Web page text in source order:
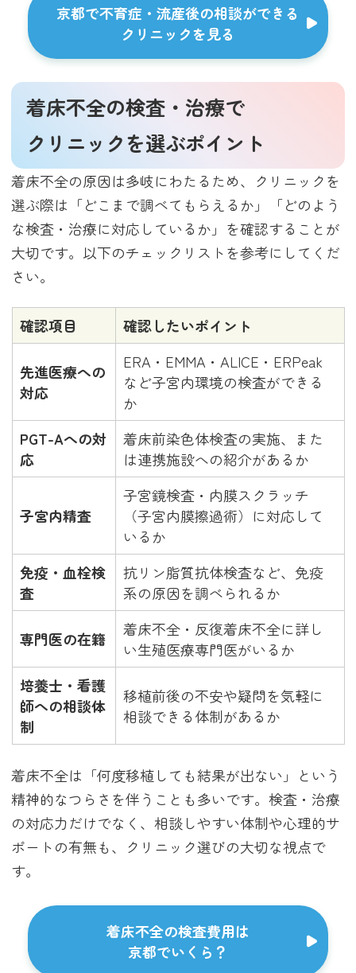
京都で不育症・流産後の相談ができる
クリニックを見る
着床不全の検査・治療で
クリニックを選ぶポイント
着床不全の原因は多岐にわたるため、クリニックを
選ぶ際は「どこまで調べてもらえるか」「どのよう
な検査・治療に対応しているか」を確認することが
大切です。以下のチェックリストを参考にしてくだ
さい。
確認項目 確認したいポイント
先進医療への
対応
ERA・EMMA・ALICE・ERPeak
など子宮内環境の検査ができる
か
PGT-Aへの対
応
着床前染色体検査の実施、また
は連携施設への紹介があるか
子宮内精査
子宮鏡検査・内膜スクラッチ
（子宮内膜擦過術）に対応して
いるか
免疫・血栓検
査
抗リン脂質抗体検査など、免疫
系の原因を調べられるか
専門医の在籍
着床不全・反復着床不全に詳し
い生殖医療専門医がいるか
培養士・看護
師への相談体
制
移植前後の不安や疑問を気軽に
相談できる体制があるか
着床不全は「何度移植しても結果が出ない」という
精神的なつらさを伴うことも多いです。検査・治療
の対応力だけでなく、相談しやすい体制や心理的サ
ポートの有無も、クリニック選びの大切な視点で
す。
着床不全の検査費用は
京都でいくら？